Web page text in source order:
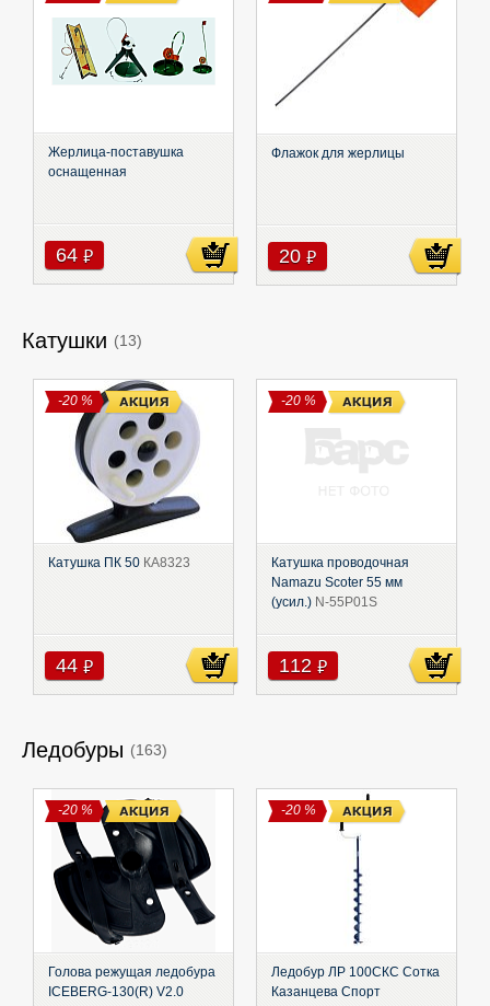
Жерлица-поставушка
оснащенная
64 руб
Флажок для жерлицы
20 руб
Катушки (13)
-20 %
Катушка ПК 50 КА8323
44 руб
-20 %
Катушка проводочная
Namazu Scoter 55 мм
(усил.) N-55P01S
112 руб
Ледобуры (163)
-20 %
Голова режущая ледобура
ICEBERG-130(R) V2.0
-20 %
Ледобур ЛР 100СКС Сотка
Казанцева Спорт